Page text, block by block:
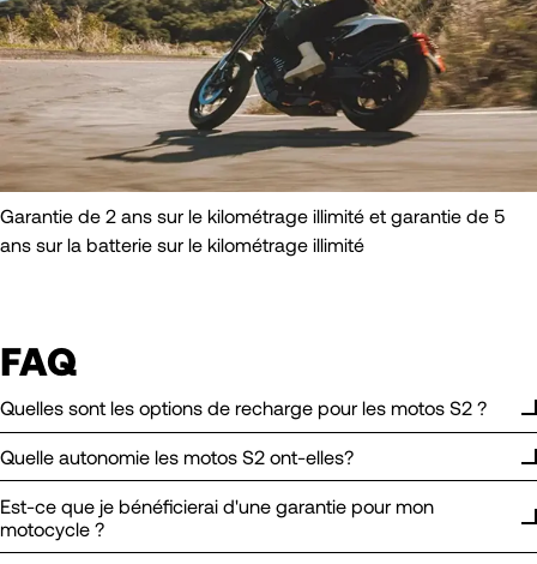
Garantie de 2 ans sur le kilométrage illimité et garantie de 5
ans sur la batterie sur le kilométrage illimité
FAQ
Quelles sont les options de recharge pour les motos S2 ?
Quelle autonomie les motos S2 ont-elles?
Est-ce que je bénéficierai d'une garantie pour mon
motocycle ?